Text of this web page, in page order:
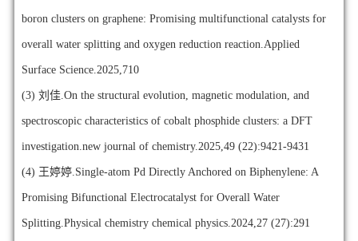
boron clusters on graphene: Promising multifunctional catalysts for
overall water splitting and oxygen reduction reaction.Applied
Surface Science.2025,710
(3) 刘佳.On the structural evolution, magnetic modulation, and
spectroscopic characteristics of cobalt phosphide clusters: a DFT
investigation.new journal of chemistry.2025,49 (22):9421-9431
(4) 王婷婷.Single-atom Pd Directly Anchored on Biphenylene: A
Promising Bifunctional Electrocatalyst for Overall Water
Splitting.Physical chemistry chemical physics.2024,27 (27):291